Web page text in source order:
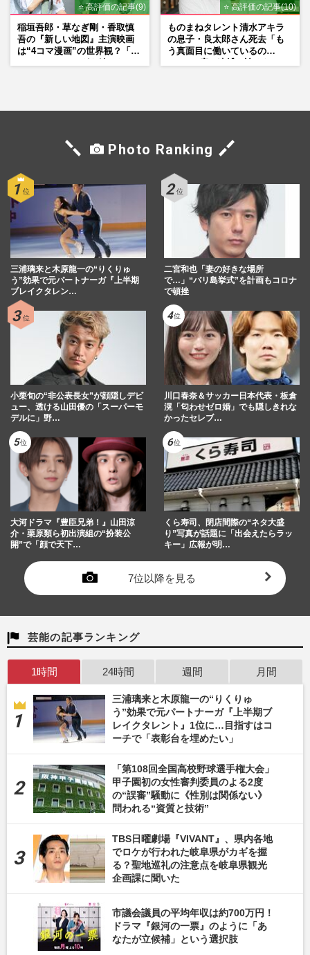
⭐ 高評価の記事(9)
稲垣吾郎・草なぎ剛・香取慎
吾の『新しい地図』主演映画
は“4コマ漫画”の世界観？「フ
⭐ 高評価の記事(10)
ものまねタレント清水アキラ
の息子・良太郎さん死去「も
う真面目に働いているの
Photo Ranking
三浦璃来と木原龍一の“りくりゅ
う”効果で元パートナーガ『上半期
ブレイクタレン…
二宮和也「妻の好きな場所
で…」“バリ島挙式”を計画もコロナ
で頓挫
小栗旬の“非公表長女”が顔隠しデビ
ュー、透ける山田優の「スーパーモ
デルに」野…
川口春奈＆サッカー日本代表・板倉
滉「匂わせゼロ婚」でも隠しきれな
かったセレブ…
大河ドラマ『豊臣兄弟！』山田涼
介・栗原類ら初出演組の“扮装公
開”で「顔で天下…
くら寿司、閉店間際の“ネタ大盛
り”写真が話題に「出会えたらラッ
キー」広報が明…
7位以降を見る
芸能の記事ランキング
1時間 24時間 週間 月間
三浦璃来と木原龍一の“りくりゅ
う”効果で元パートナーガ『上半期ブ
レイクタレント』1位に…目指すはコ
ーチで「表彰台を埋めたい」
「第108回全国高校野球選手権大会」
甲子園初の女性審判委員のよる2度
の“誤審”騒動に《性別は関係ない》
問われる“資質と技術”
TBS日曜劇場『VIVANT』、県内各地
でロケが行われた岐阜県がカギを握
る？聖地巡礼の注意点を岐阜県観光
企画課に聞いた
市議会議員の平均年収は約700万円！
ドラマ『銀河の一票』のように「あ
なたが立候補」という選択肢